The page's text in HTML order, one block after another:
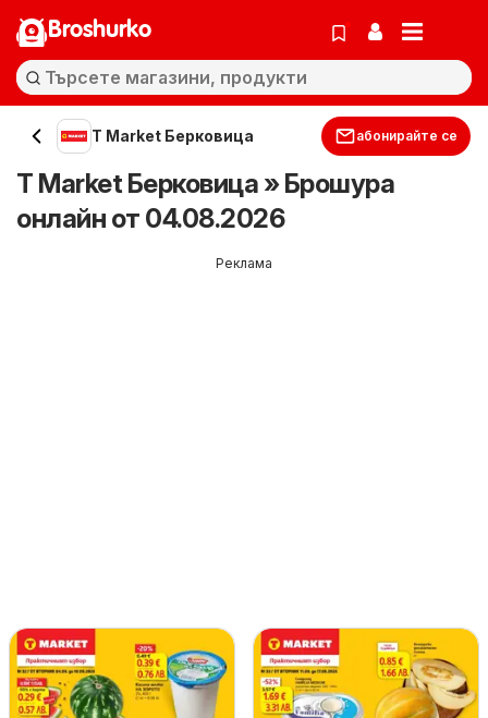
Broshurko
T Market Берковица абонирайте се
T Market Берковица » Брошура
онлайн от 04.08.2026
Реклама